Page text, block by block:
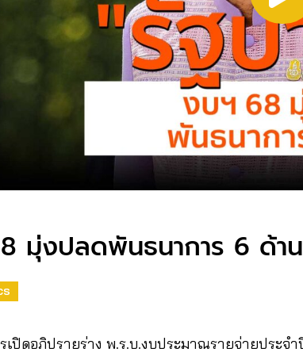
มุ่งปลดพันธนาการ 6 ด้า
เปิดอภิปรายร่าง พ.ร.บ.งบประมาณรายจ่ายประจ